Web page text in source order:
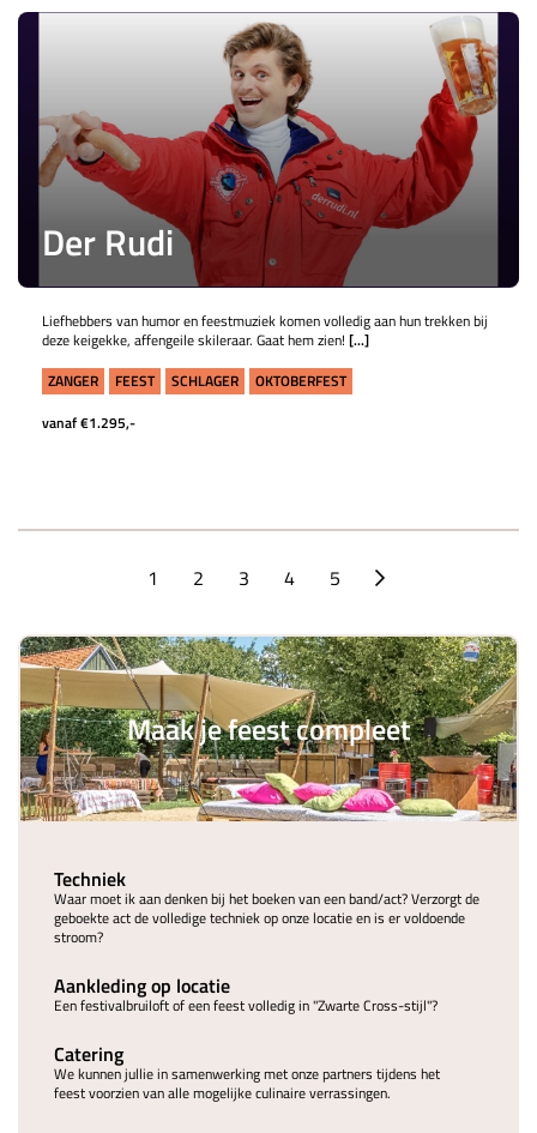
Der Rudi
Liefhebbers van humor en feestmuziek komen volledig aan hun trekken bij
deze keigekke, affengeile skileraar. Gaat hem zien! [...]
ZANGER
FEEST SCHLAGER
OKTOBERFEST
vanaf €1.295,-
1 2 3 4 5
Maak je feest compleet
Techniek
Waar moet ik aan denken bij het boeken van een band/act? Verzorgt de
geboekte act de volledige techniek op onze locatie en is er voldoende
stroom?
Aankleding op locatie
Een festivalbruiloft of een feest volledig in "Zwarte Cross-stijl"?
Catering
We kunnen jullie in samenwerking met onze partners tijdens het
feest voorzien van alle mogelijke culinaire verrassingen.